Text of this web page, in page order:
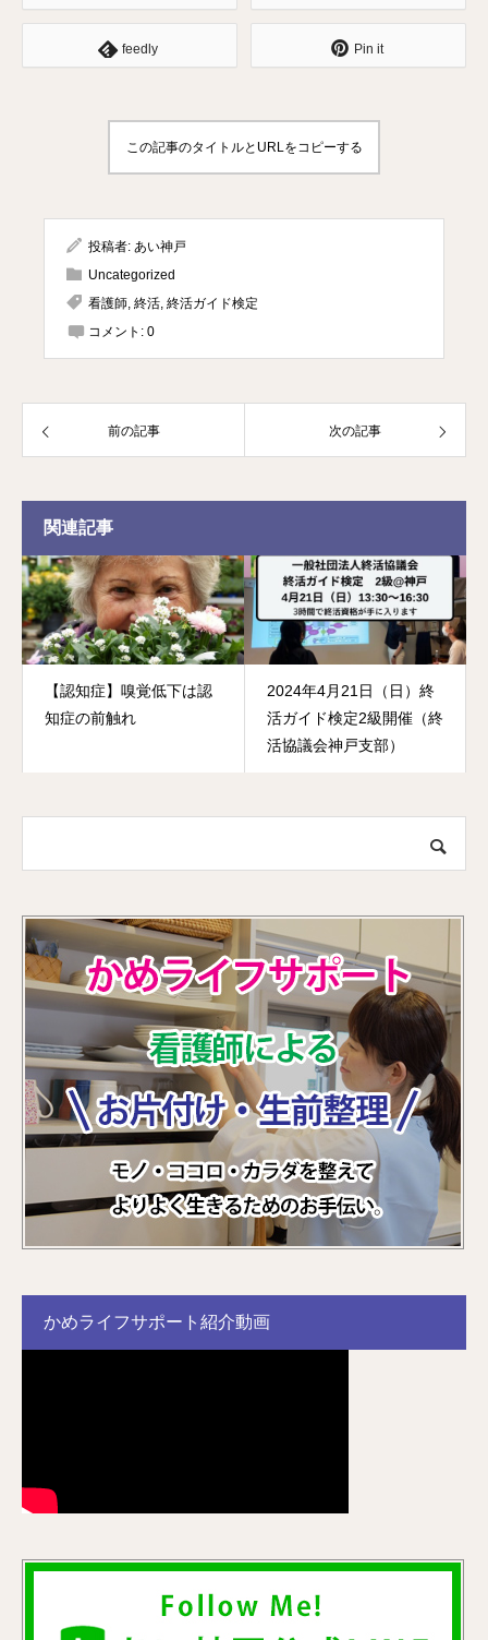
feedly Pin it
この記事のタイトルとURLをコピーする
投稿者: あい神戸
Uncategorized
看護師 終活 終活ガイド検定
コメント: 0
前の記事 次の記事
関連記事
【認知症】嗅覚低下は認
知症の前触れ
2024年4月21日（日）終
活ガイド検定2級開催（終
活協議会神戸支部）
かめライフサポート紹介動画